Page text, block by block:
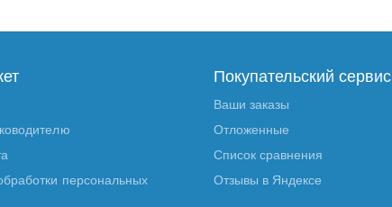
персональных
Покупательский сервис
Ваши заказы
Отложенные
Список сравнения
Отзывы в Яндексе